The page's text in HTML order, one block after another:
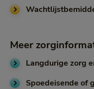
Meer
Langdurige zorg
Spoedeisende of